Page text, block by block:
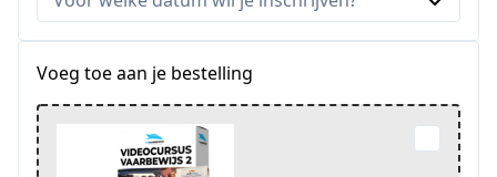
Voeg toe aan je bestelling